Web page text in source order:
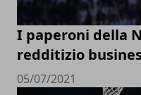
I paperoni della
redditizio
05/07/2021